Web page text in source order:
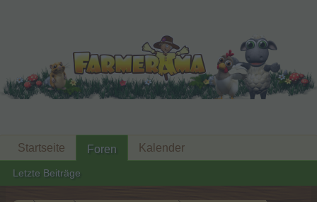
Startseite Foren
Letzte Beiträge
Kalender